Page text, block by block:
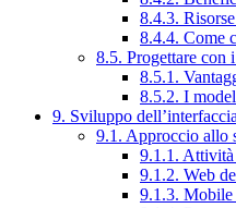
8.4.3.
8.4.4. Come
8.5. Progettare con
8.5.1.
8.5.2. I
9. Sviluppo dell’interfaccia
9.1. Approccio allo
9.1.1.
9.1.2. Web
9.1.3.